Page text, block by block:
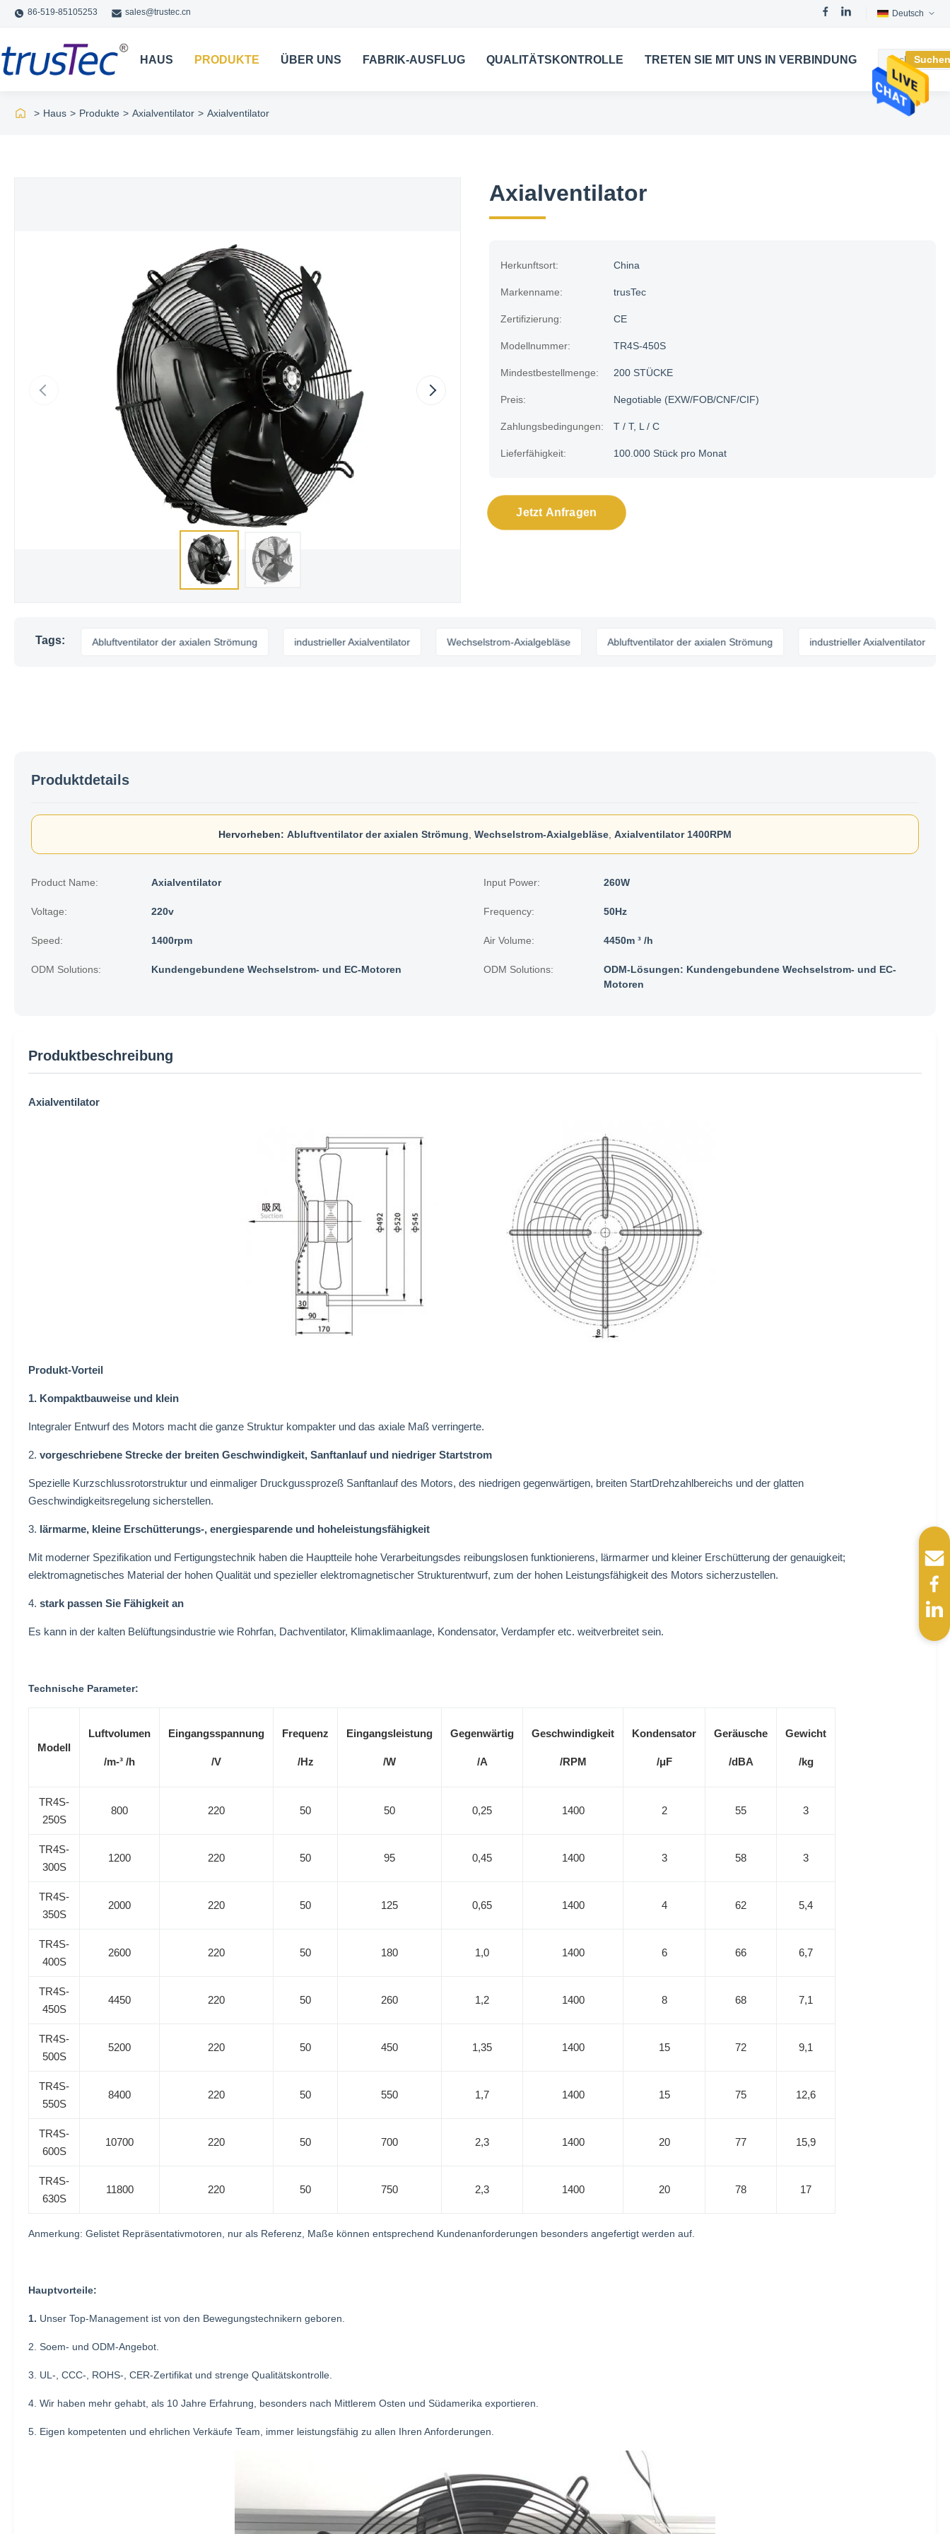
86-519-85105253 sales@trustec.cn Deutsch
HAUS PRODUKTE ÜBER UNS FABRIK-AUSFLUG QUALITÄTSKONTROLLE TRETEN SIE MIT UNS IN VERBINDUNG
> Haus > Produkte > Axialventilator > Axialventilator
Axialventilator
Herkunftsort: China
Markenname: trusTec
Zertifizierung: CE
Modellnummer: TR4S-450S
Mindestbestellmenge: 200 STÜCKE
Preis: Negotiable (EXW/FOB/CNF/CIF)
Zahlungsbedingungen: T / T, L / C
Lieferfähigkeit: 100.000 Stück pro Monat
Jetzt Anfragen
Tags:Abluftventilator der axialen Strömung industrieller Axialventilator Wechselstrom-Axialgebläse Abluftventilator der axialen Strömung industrieller Axialventilator
Produktdetails
Hervorheben: Abluftventilator der axialen Strömung Wechselstrom-Axialgebläse Axialventilator 1400RPM
Product Name: Axialventilator Input Power: 260W
Voltage: 220v Frequency: 50Hz
Speed: 1400rpm Air Volume: 4450m ³ /h
ODM Solutions: Kundengebundene Wechselstrom- und EC-Motoren ODM Solutions:
ODM-Lösungen: Kundengebundene Wechselstrom- und EC-
Motoren
Produktbeschreibung
Axialventilator
Produkt-Vorteil
1. Kompaktbauweise und klein
Integraler Entwurf des Motors macht die ganze Struktur kompakter und das axiale Maß verringerte.
2. vorgeschriebene Strecke der breiten Geschwindigkeit, Sanftanlauf und niedriger Startstrom
Spezielle Kurzschlussrotorstruktur und einmaliger Druckgussprozeß Sanftanlauf des Motors, des niedrigen gegenwärtigen, breiten StartDrehzahlbereichs und der glatten
Geschwindigkeitsregelung sicherstellen.
3. lärmarme, kleine Erschütterungs-, energiesparende und hoheleistungsfähigkeit
Mit moderner Spezifikation und Fertigungstechnik haben die Hauptteile hohe Verarbeitungsdes reibungslosen funktionierens, lärmarmer und kleiner Erschütterung der genauigkeit;
elektromagnetisches Material der hohen Qualität und spezieller elektromagnetischer Strukturentwurf, zum der hohen Leistungsfähigkeit des Motors sicherzustellen.
4. stark passen Sie Fähigkeit an
Es kann in der kalten Belüftungsindustrie wie Rohrfan, Dachventilator, Klimaklimaanlage, Kondensator, Verdampfer etc. weitverbreitet sein.
Technische Parameter:
Modell
Luftvolumen
/m-³ /h
Eingangsspannung
/V
Frequenz
/Hz
Eingangsleistung
/W
Gegenwärtig
/A
Geschwindigkeit
/RPM
Kondensator
/μF
Geräusche
/dBA
Gewicht
/kg
TR4S-
250S
800 220 50 50 0,25 1400 2 55 3
TR4S-
300S
1200 220 50 95 0,45 1400 3 58 3
TR4S-
350S
2000 220 50 125 0,65 1400 4 62 5,4
TR4S-
400S
2600 220 50 180 1,0 1400 6 66 6,7
TR4S-
450S
4450 220 50 260 1,2 1400 8 68 7,1
TR4S-
500S
5200 220 50 450 1,35 1400 15 72 9,1
TR4S-
550S
8400 220 50 550 1,7 1400 15 75 12,6
TR4S-
600S
10700 220 50 700 2,3 1400 20 77 15,9
TR4S-
630S
11800 220 50 750 2,3 1400 20 78 17
Anmerkung: Gelistet Repräsentativmotoren, nur als Referenz, Maße können entsprechend Kundenanforderungen besonders angefertigt werden auf.
Hauptvorteile:
1. Unser Top-Management ist von den Bewegungstechnikern geboren.
2. Soem- und ODM-Angebot.
3. UL-, CCC-, ROHS-, CER-Zertifikat und strenge Qualitätskontrolle.
4. Wir haben mehr gehabt, als 10 Jahre Erfahrung, besonders nach Mittlerem Osten und Südamerika exportieren.
5. Eigen kompetenten und ehrlichen Verkäufe Team, immer leistungsfähig zu allen Ihren Anforderungen.